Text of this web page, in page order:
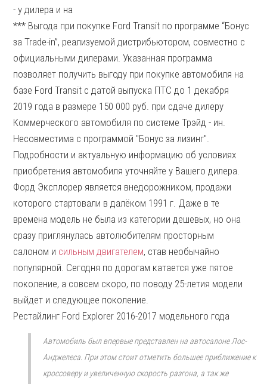
- у дилера и на
*** Выгода при покупке Ford Transit по программе “Бонус
за Trade-in”, реализуемой дистрибьютором, совместно с
официальными дилерами. Указанная программа
позволяет получить выгоду при покупке автомобиля на
базе Ford Transit с датой выпуска ПТС до 1 декабря
2019 года в размере 150 000 руб. при сдаче дилеру
Коммерческого автомобиля по системе Трэйд - ин.
Несовместима с программой "Бонус за лизинг".
Подробности и актуальную информацию об условиях
приобретения автомобиля уточняйте у Вашего дилера.
Форд Эксплорер является внедорожником, продажи
которого стартовали в далёком 1991 г. Даже в те
времена модель не была из категории дешевых, но она
сразу приглянулась автолюбителям просторным
салоном и сильным двигателем, став необычайно
популярной. Сегодня по дорогам катается уже пятое
поколение, а совсем скоро, по поводу 25-летия модели
выйдет и следующее поколение.
Рестайлинг Ford Explorer 2016-2017 модельного года
Автомобиль был впервые представлен на автосалоне Лос-
Анджелеса. При этом стоит отметить большее приближение к
кроссоверу и увеличенную скорость разгона, а так же